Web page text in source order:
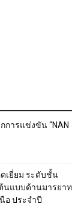
ารแข่งขัน “NAN
เยี่ยม ระดับชั้น
นแบบด้านมารยาท
อ ประจำปี